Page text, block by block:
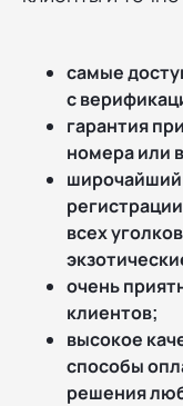
самые
с
гарантия
номера или
всех
очень
клиентов;
высокое
способы
решения